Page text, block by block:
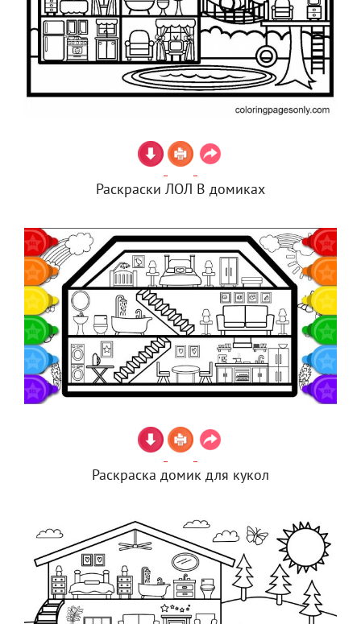
Раскраски ЛОЛ В домиках
Раскраска домик для кукол